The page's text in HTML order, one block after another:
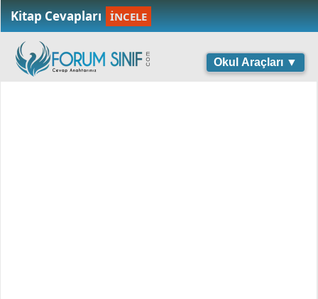
Kitap Cevapları İNCELE
Okul Araçları ▼